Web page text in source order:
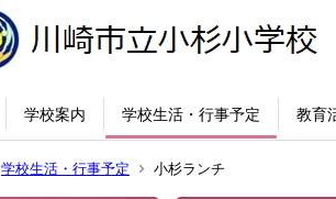
学校案内 学校生活・行事予定 教育
学校生活・行事予定 小杉ランチ